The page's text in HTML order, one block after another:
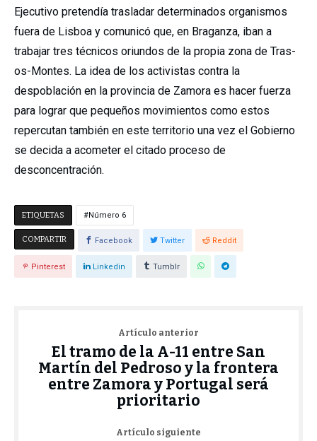
Ejecutivo pretendía trasladar determinados organismos
fuera de Lisboa y comunicó que, en Braganza, iban a
trabajar tres técnicos oriundos de la propia zona de Tras-
os-Montes. La idea de los activistas contra la
despoblación en la provincia de Zamora es hacer fuerza
para lograr que pequeños movimientos como estos
repercutan también en este territorio una vez el Gobierno
se decida a acometer el citado proceso de
desconcentración.
ETIQUETAS Número 6
COMPARTIR Facebook Twitter Reddit
Pinterest Linkedin Tumblr
Artículo anterior
El tramo de la A-11 entre San
Martín del Pedroso y la frontera
entre Zamora y Portugal será
prioritario
Artículo siguiente